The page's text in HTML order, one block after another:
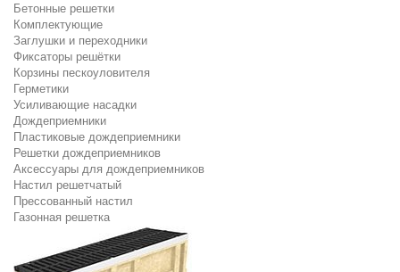
Бетонные решетки
Комплектующие
Заглушки и переходники
Фиксаторы решётки
Корзины пескоуловителя
Герметики
Усиливающие насадки
Дождеприемники
Пластиковые дождеприемники
Решетки дождеприемников
Аксессуары для дождеприемников
Настил решетчатый
Прессованный настил
Газонная решетка